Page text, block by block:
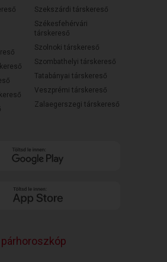
Szekszárdi társkereső
Székesfehérvári
társkereső
Szolnoki társkereső
Szombathelyi társkereső
Tatabányai társkereső
Veszprémi társkereső
Zalaegerszegi társkereső